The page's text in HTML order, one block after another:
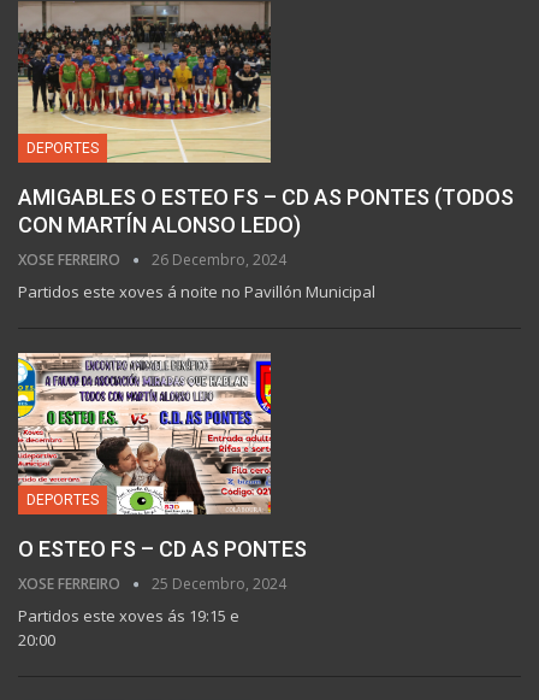
DEPORTES
AMIGABLES O ESTEO FS – CD AS PONTES (TODOS
CON MARTÍN ALONSO LEDO)
XOSE FERREIRO 26 Decembro, 2024
Partidos este xoves á noite no Pavillón Municipal
DEPORTES
O ESTEO FS – CD AS PONTES
XOSE FERREIRO 25 Decembro, 2024
Partidos este xoves ás 19:15 e
20:00